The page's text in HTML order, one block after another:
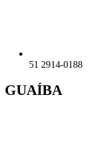
51 2914-0188
GUAÍBA